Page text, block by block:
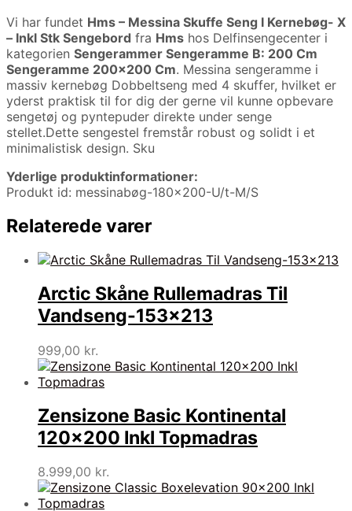
Vi har fundet Hms – Messina Skuffe Seng I Kernebøg- X
– Inkl Stk Sengebord fra Hms hos Delfinsengecenter i
kategorien Sengerammer Sengeramme B: 200 Cm
Sengeramme 200×200 Cm. Messina sengeramme i
massiv kernebøg Dobbeltseng med 4 skuffer, hvilket er
yderst praktisk til for dig der gerne vil kunne opbevare
sengetøj og pyntepuder direkte under senge
stellet.Dette sengestel fremstår robust og solidt i et
minimalistisk design. Sku
Yderlige produktinformationer:
Produkt id: messinabøg-180×200-U/t-M/S
Relaterede varer
Arctic Skåne Rullemadras Til
Vandseng-153×213
999,00 kr.
Zensizone Basic Kontinental
120×200 Inkl Topmadras
8.999,00 kr.